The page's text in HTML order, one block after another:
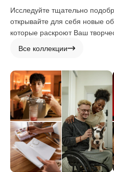
Исследуйте тщательно
открывайте для себя новые
которые раскроют Ваш
Все коллекции